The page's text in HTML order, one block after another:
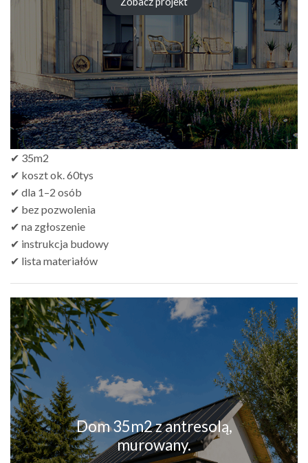
zł249.00
zł499.00
✔ 35m2
✔ koszt ok. 60tys
✔ dla 1–2 osób
✔ bez pozwolenia
✔ na zgłoszenie
✔ instrukcja budowy
✔ lista materiałów
Dom 35m2 z antresolą,
murowany.